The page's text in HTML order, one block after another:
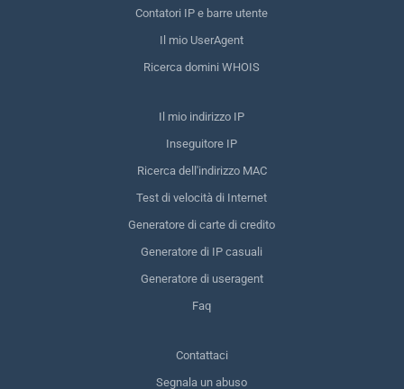
Contatori IP e barre utente
Il mio UserAgent
Ricerca domini WHOIS
Il mio indirizzo IP
Inseguitore IP
Ricerca dell'indirizzo MAC
Test di velocità di Internet
Generatore di carte di credito
Generatore di IP casuali
Generatore di useragent
Faq
Contattaci
Segnala un abuso